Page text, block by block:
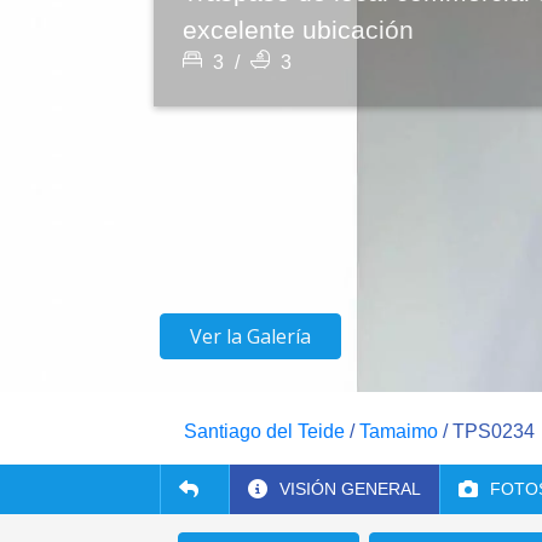
excelente ubicación
3 / 3
Ver la Galería
Santiago del Teide /Tamaimo / TPS0234
VISIÓN GENERAL